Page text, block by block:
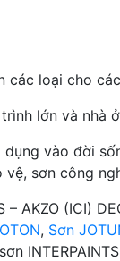
các loại cho
lớn và nhà
dụng vào đời
vệ, sơn công
AKZO (ICI)
, Sơn